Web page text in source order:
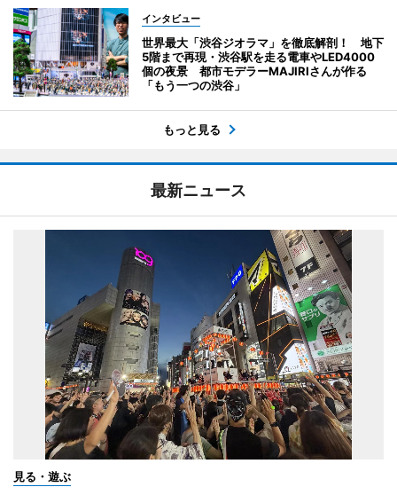
インタビュー
世界最大「渋谷ジオラマ」を徹底解剖！ 地下
5階まで再現・渋谷駅を走る電車やLED4000
個の夜景 都市モデラーMAJIRIさんが作る
「もう一つの渋谷」
もっと見る
最新ニュース
見る・遊ぶ